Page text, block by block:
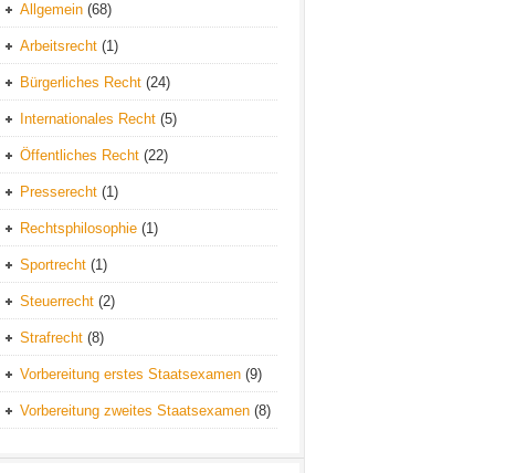
Allgemein (68)
Arbeitsrecht (1)
Bürgerliches Recht (24)
Internationales Recht (5)
Öffentliches Recht (22)
Presserecht (1)
Rechtsphilosophie (1)
Sportrecht (1)
Steuerrecht (2)
Strafrecht (8)
Vorbereitung erstes Staatsexamen (9)
Vorbereitung zweites Staatsexamen (8)